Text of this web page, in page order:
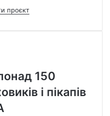
проєкт
150
і пікапів